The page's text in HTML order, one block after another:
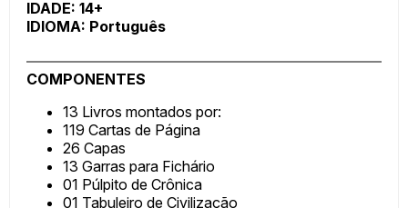
IDADE: 14+
IDIOMA: Português
COMPONENTES
13 Livros montados por:
119 Cartas de Página
26 Capas
13 Garras para Fichário
01 Púlpito de Crônica
01 Tabuleiro de Civilização